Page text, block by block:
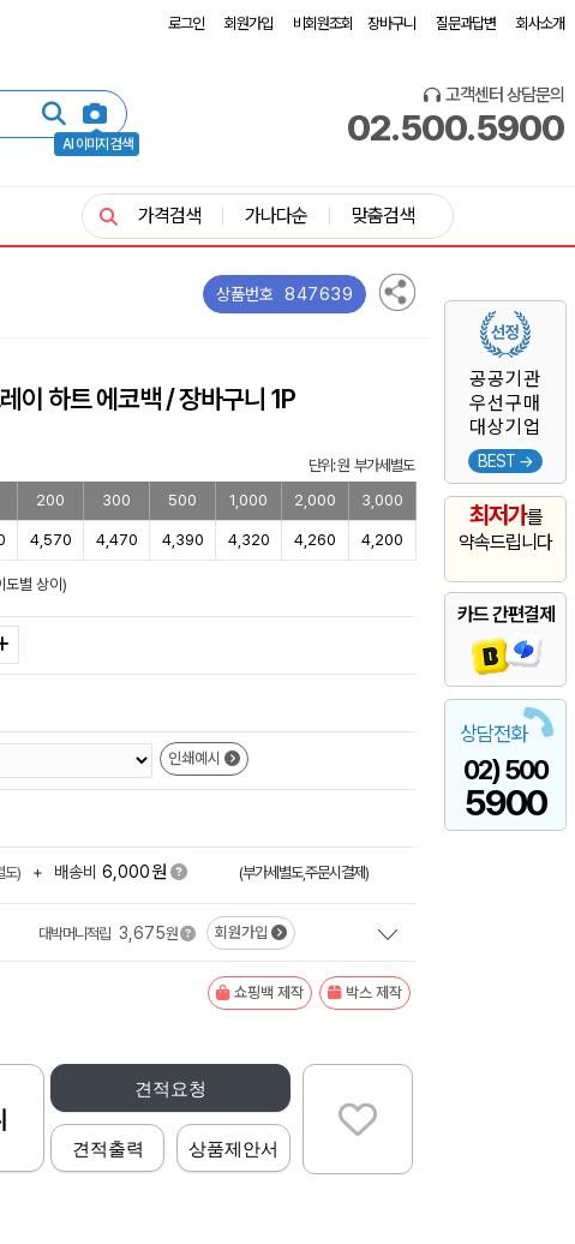
로그인 회원가입 비회원조회 장바구니 질문과답변 회사소개
AI 이미지 검색
고객센터 상담문의
02.500.5900
공공기관
우선구매
대상기업
BEST →
최저가를
약속드립니다
카드 간편결제
상담전화
02) 500
5900
가격검색 가나다순 맞춤검색
상품번호 847639
이 하트 에코백 / 장바구니 1P
단위: 원 부가세별도
200 300 500 1,000 2,000 3,000
4,570 4,470 4,390 4,320 4,260 4,200
별 상이)
인쇄예시
도) + 배송비 6,000원 (부가세별도,주문시결제)
대박머니적립 3,675원 회원가입
쇼핑백 제작 박스 제작
견적요청
견적출력 상품제안서